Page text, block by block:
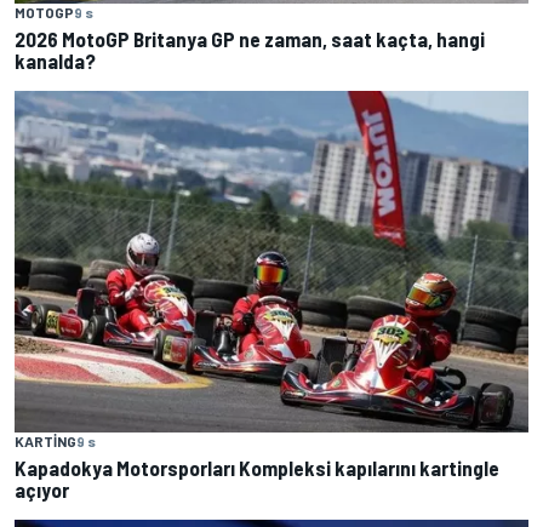
MOTOGP9 s
2026 MotoGP Britanya GP ne zaman, saat kaçta, hangi
kanalda?
KARTING9 s
Kapadokya Motorsporları Kompleksi kapılarını kartingle
açıyor